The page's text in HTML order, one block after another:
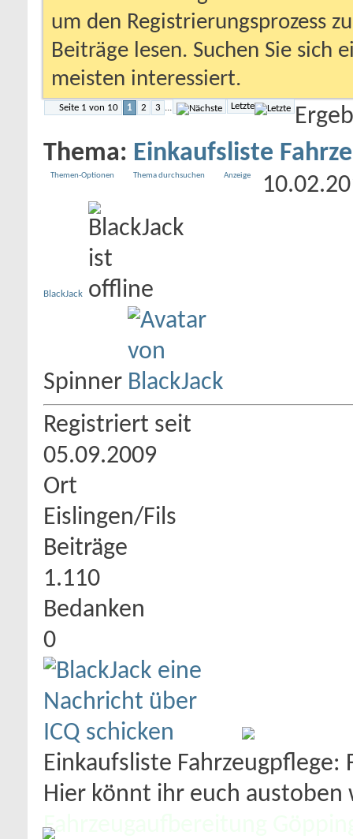
um den Registrierungsprozess
Beiträge lesen. Suchen Sie sich
meisten interessiert.
Seite 1 von 10 1 2 3 ... Letzte
Thema: Einkaufsliste
Themen-Optionen Thema durchsuchen Anzeige
BlackJack
Spinner
Registriert seit
05.09.2009
Ort
Eislingen/Fils
Beiträge
1.110
Bedanken
0
Einkaufsliste
Hier könnt ihr euch
Fahrzeugaufbereitung